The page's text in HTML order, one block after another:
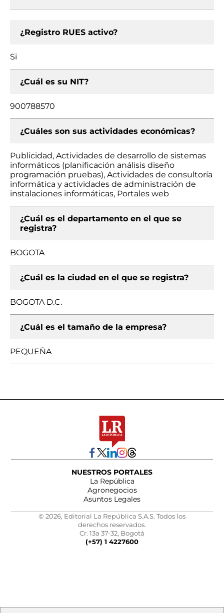
¿Registro RUES activo?
Si
¿Cuál es su NIT?
900788570
¿Cuáles son sus actividades económicas?
Publicidad, Actividades de desarrollo de sistemas
informáticos (planificación análisis diseño
programación pruebas), Actividades de consultoría
informática y actividades de administración de
instalaciones informáticas, Portales web
¿Cuál es el departamento en el que se
registra?
BOGOTA
¿Cuál es la ciudad en el que se registra?
BOGOTA D.C.
¿Cuál es el tamaño de la empresa?
PEQUEÑA
NUESTROS PORTALES
La República
Agronegocios
Asuntos Legales
© 2026, Editorial La República S.A.S. Todos los
derechos reservados.
Cr. 13a 37-32, Bogotá
(+57) 1 4227600